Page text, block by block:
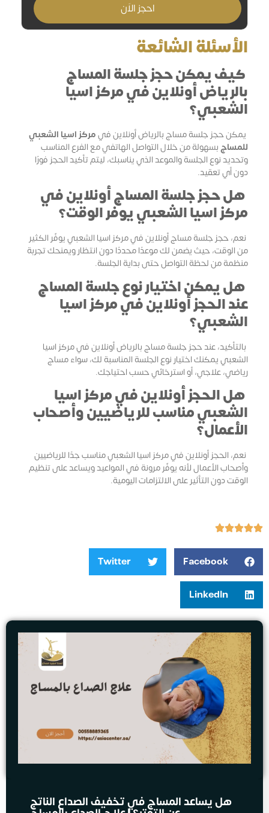
احجز الاَن
الأسئلة الشائعة
كيف يمكن حجز جلسة المساج
بالرياض أونلاين في مركز اسيا
الشعبي؟
يمكن حجز جلسة مساج بالرياض أونلاين فيمركز اسيا الشعبي
للمساجبسهولة من خلال التواصل الهاتفي مع الفرع المناسب
وتحديد نوع الجلسة والموعد الذي يناسبك، ليتم تأكيد الحجز فورًا
دون أي تعقيد.
هل حجز جلسة المساج أونلاين في
مركز اسيا الشعبي يوفر الوقت؟
نعم، حجز جلسة مساج أونلاين في مركز اسيا الشعبي يوفّر الكثير
من الوقت، حيث يضمن لك موعدًا محددًا دون انتظار ويمنحك تجربة
منظمة من لحظة التواصل حتى بداية الجلسة.
هل يمكن اختيار نوع جلسة المساج
عند الحجز أونلاين في مركز اسيا
الشعبي؟
بالتأكيد، عند حجز جلسة مساج بالرياض أونلاين في مركز اسيا
الشعبي يمكنك اختيار نوع الجلسة المناسبة لك، سواء مساج
رياضي، علاجي، أو استرخائي حسب احتياجك.
هل الحجز أونلاين في مركز اسيا
الشعبي مناسب للرياضيين وأصحاب
الأعمال؟
نعم، الحجز أونلاين في مركز اسيا الشعبي مناسب جدًا للرياضيين
وأصحاب الأعمال لأنه يوفّر مرونة في المواعيد ويساعد على تنظيم
الوقت دون التأثير على الالتزامات اليومية.
Facebook
Twitter
LinkedIn
هل يساعد المساج في تخفيف الصداع الناتج